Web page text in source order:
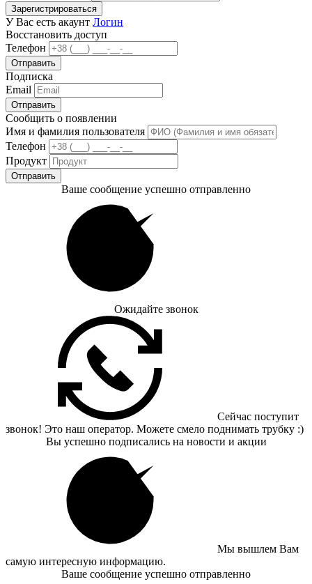
Зарегистрироваться
У Вас есть акаунт Логин
Восстановить доступ
Телефон
Отправить
Подписка
Email
Отправить
Сообщить о появлении
Имя и фамилия пользователя
Телефон
Продукт
Отправить
Ваше сообщение успешно отправленно
Ожидайте звонок
Сейчас поступит
звонок! Это наш оператор. Можете смело поднимать трубку :)
Вы успешно подписались на новости и акции
Мы вышлем Вам
самую интересную информацию.
Ваше сообщение успешно отправленно